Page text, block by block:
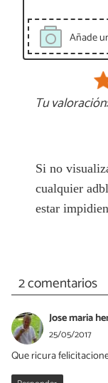
Añade
Tu valoración:
Si no
cualquier
estar
2 comentarios
Jose maria
25/05/2017
Que ricura